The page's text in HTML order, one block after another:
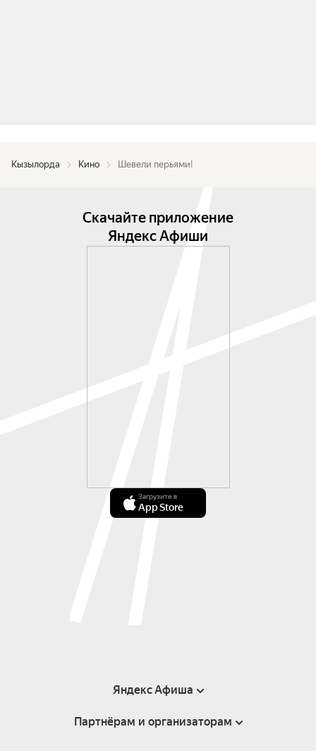
Кызылорда Кино Шевели перьями!
Скачайте приложение
Яндекс Афиши
Загрузите в
App Store
Яндекс Афиша
Справка
Партнёрам и организаторам